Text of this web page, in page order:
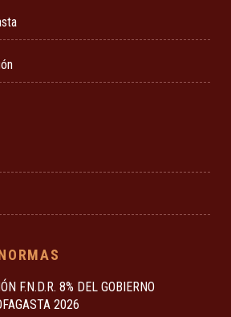
F.N.D.R. 8% DEL GOBIERNO
2026